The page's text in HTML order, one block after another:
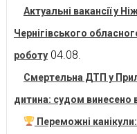
Актуальні вакансії у
Чернігівського
роботу 04.08.
Смертельна ДТП у
дитина: судом винесено
Переможні